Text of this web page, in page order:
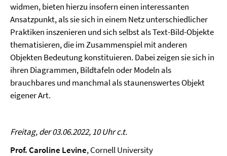
widmen, bieten hierzu insofern einen interessanten
Ansatzpunkt, als sie sich in einem Netz unterschiedlicher
Praktiken inszenieren und sich selbst als Text-Bild-Objekte
thematisieren, die im Zusammenspiel mit anderen
Objekten Bedeutung konstituieren. Dabei zeigen sie sich in
ihren Diagrammen, Bildtafeln oder Modeln als
brauchbares und manchmal als staunenswertes Objekt
eigener Art.
Freitag, der 03.06.2022, 10 Uhr c.t.
Prof. Caroline Levine, Cornell University